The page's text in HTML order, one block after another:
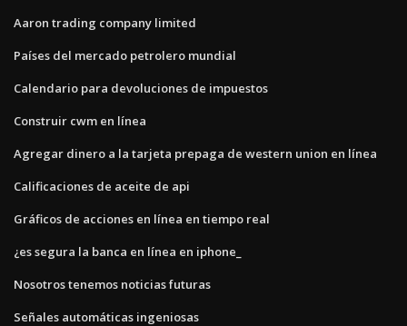
Aaron trading company limited
Países del mercado petrolero mundial
Calendario para devoluciones de impuestos
Construir cwm en línea
Agregar dinero a la tarjeta prepaga de western union en línea
Calificaciones de aceite de api
Gráficos de acciones en línea en tiempo real
¿es segura la banca en línea en iphone_
Nosotros tenemos noticias futuras
Señales automáticas ingeniosas